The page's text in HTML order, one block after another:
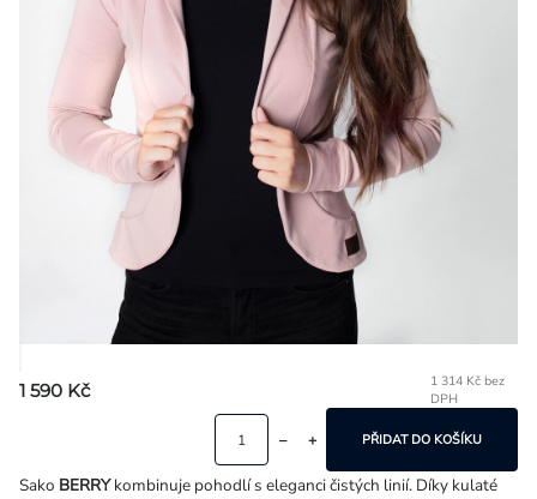
1 590 Kč
1 314 Kč bez
DPH
PŘIDAT DO KOŠÍKU
Sako BERRYkombinuje pohodlí s eleganci čistých linií. Díky kulaté